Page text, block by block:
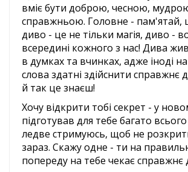
вміє бути доброю, чесною,
справжньою. Головне - пам'ятай,
диво - це не тільки магія, диво -
всередині кожного з нас! Дива
в думках та вчинках, адже іноді
слова здатні здійснити справжнє
й так це знаєш!
Хочу відкрити тобі секрет - у
підготував для тебе багато всього
ледве стримуюсь, щоб не
зараз. Скажу одне - ти на
попереду на тебе чекає справжнє